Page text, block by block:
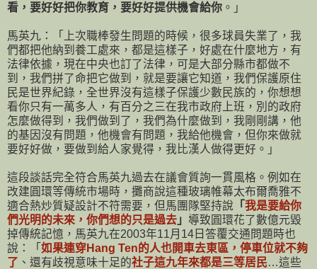
看，要好好把你教育，要好好提供機會給你 。」
馬英九：「上次職棒發生問題的時候，很多球員失業了，我
們都把他納到養工處來，都是這樣子，好處在什麼地方，有
法律依據，現在中央也訂了法律，可是大部分縣市都做不
到，我們拼了命把它做到，就是要讓它知道，我們保護原住
民是世界紀錄，全世界沒有這樣子保護少數民族的，你想想
看你只有一萬多人，有百分之三在我市政府上班，別的政府
怎麼做得到，我們做到了，我們為什麼做到，我剛剛講，他
的基因沒有問題，他機會有問題，我給他機會，但你來做就
要好好做，要做到給人家覺得，我比漢人做得更好。」
這段談話完全符合馬英九過去在議會質詢一貫風格。例如在
改建圓環等傳統市場時，攤商說這種玻璃帷幕太布爾喬雅不
適合熱炒質疑設計不符需要，但馬團隊堅持說 「 我是要給你
們光明的未來，你們想的只是過去 」 導致圓環花了數億元毀
掉傳統記憶，馬英九在2003年11月14日答覆交通問題時也
說：「 如果連穿Hang Ten的人也開車去東區，停車位就不夠
了 、還有歧視意味十足的社子這九年來都是三等居民…這些